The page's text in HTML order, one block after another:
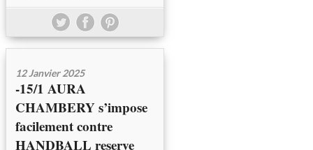
12 Janvier 2025
-15/1 AURA
CHAMBERY s’impose
facilement contre
HANDBALL reserve